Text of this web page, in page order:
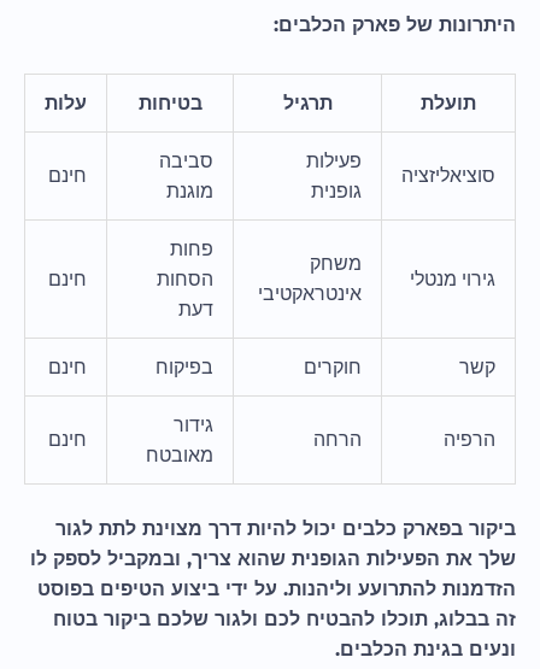
היתרונות של פארק הכלבים:
תועלת תרגיל בטיחות עלות
סוציאליזציה
פעילות
גופנית
סביבה
מוגנת
חינם
גירוי מנטלי
משחק
אינטראקטיבי
פחות
הסחות
דעת
חינם
קשר חוקרים בפיקוח חינם
הרפיה הרחה
גידור
מאובטח
חינם
ביקור בפארק כלבים יכול להיות דרך מצוינת לתת לגור
שלך את הפעילות הגופנית שהוא צריך, ובמקביל לספק לו
הזדמנות להתרועע וליהנות. על ידי ביצוע הטיפים בפוסט
זה בבלוג, תוכלו להבטיח לכם ולגור שלכם ביקור בטוח
ונעים בגינת הכלבים.